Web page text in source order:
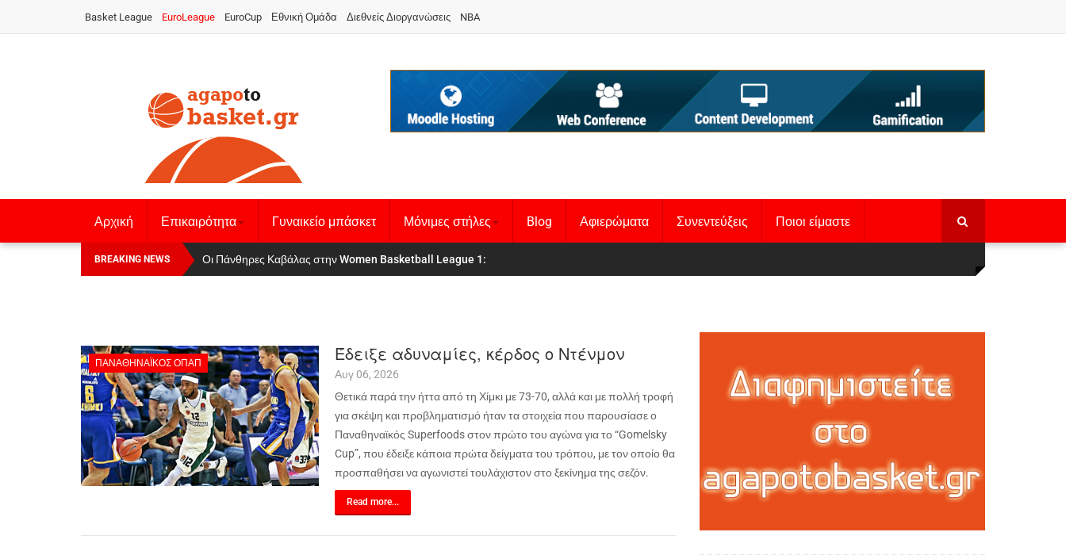
Basket League EuroLeague EuroCup Εθνική Ομάδα Διεθνείς Διοργανώσεις NBA
Αρχική Επικαιρότητα Γυναικείο μπάσκετ Μόνιμες στήλες Blog Αφιερώματα Συνεντεύξεις Ποιοι είμαστε
BREAKING NEWS Οι Πάνθηρες Καβάλας στην Women Basketball League 1
Αναχώρησε για τα Γιάννενα η Εθνική Γυναικών
ΠΑΝΑΘΗΝΑΪΚΌΣ ΟΠΑΠ Έδειξε αδυναμίες, κέρδος ο Ντένμον
Αυγ 06, 2026
Θετικά παρά την ήττα από τη Χίμκι με 73-70, αλλά και με πολλή τροφή
για σκέψη και προβληματισμό ήταν τα στοιχεία που παρουσίασε ο
Παναθηναϊκός Superfoodsστον πρώτο του αγώνα για το “Gomelsky
Cup”, που έδειξε κάποια πρώτα δείγματα του τρόπου, με τον οποίο θα
προσπαθήσει να αγωνιστεί τουλάχιστον στο ξεκίνημα της σεζόν.
Read more...